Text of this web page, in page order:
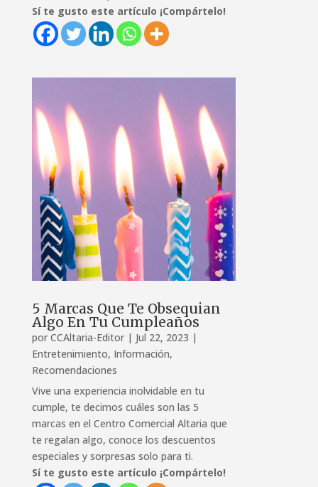
Sí te gusto este artículo ¡Compártelo!
5 Marcas Que Te Obsequian
Algo En Tu Cumpleaños
por CCAltaria-Editor| Jul 22, 2023 |
Entretenimiento, Información,
Recomendaciones
Vive una experiencia inolvidable en tu
cumple, te decimos cuáles son las 5
marcas en el Centro Comercial Altaria que
te regalan algo, conoce los descuentos
especiales y sorpresas solo para ti.
Sí te gusto este artículo ¡Compártelo!